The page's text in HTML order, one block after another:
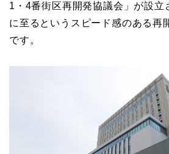
1・4番街区再開発協議会」が設立
に至るというスピード感のある再
です。